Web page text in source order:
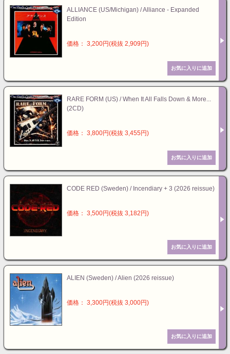
ALLIANCE (US/Michigan) / Alliance - Expanded
Edition
価格： 3,200円(税抜 2,909円)
RARE FORM (US) / When It All Falls Down & More...
(2CD)
価格： 3,800円(税抜 3,455円)
CODE RED (Sweden) / Incendiary + 3 (2026 reissue)
価格： 3,500円(税抜 3,182円)
ALIEN (Sweden) / Alien (2026 reissue)
価格： 3,300円(税抜 3,000円)